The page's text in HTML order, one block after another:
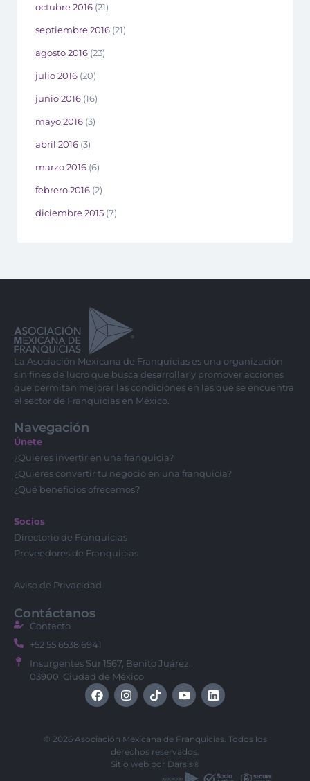
octubre 2016 (21)
septiembre 2016 (21)
agosto 2016 (23)
julio 2016 (20)
junio 2016 (16)
mayo 2016 (3)
abril 2016 (3)
marzo 2016 (6)
febrero 2016 (2)
diciembre 2015 (7)
La Asociación Mexicana de Franquicias es una organización
sin fines de lucro que busca desarrollar y promover acciones
que permitan mejorar las condiciones en las que se encuentra
el sector de Franquicias en México.
Navegación
Únete
¿Quieres invertir en una franquicia?
¿Quieres convertir tu negocio en una franquicia?
¿Qué beneficios ofrecemos?
Socios
Directorio de Franquicias
Proveedores de Franquicias
Aviso de Privacidad
Contáctanos
Contacto
+52 55 6538 6941
Insurgentes Sur 1567, Benito Juárez,
03900, Ciudad de México
© 2026 Asociación Mexicana de Franquicias. Todos los
derechos reservados.
Sitio web por Darsis®